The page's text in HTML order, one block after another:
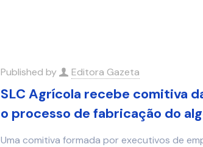
Published by Editora Gazeta
SLC Agrícola recebe comitiva
o processo de fabricação do
Uma comitiva formada por executivos de